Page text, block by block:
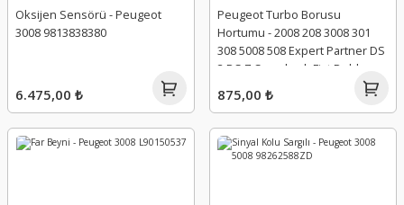
Oksijen Sensörü - Peugeot
3008 9813838380
6.475,00 ₺
Peugeot Turbo Borusu
Hortumu - 2008 208 3008 301
308 5008 508 Expert Partner DS
3 DS 7 Crossback Fiat Doblo
Scudo Ford Kuga Tourneo
Transit Opel Combo Corsa
C3 9831710780
875,00 ₺